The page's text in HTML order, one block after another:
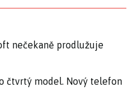
nečekaně prodlužuje
čtvrtý model. Nový telefon